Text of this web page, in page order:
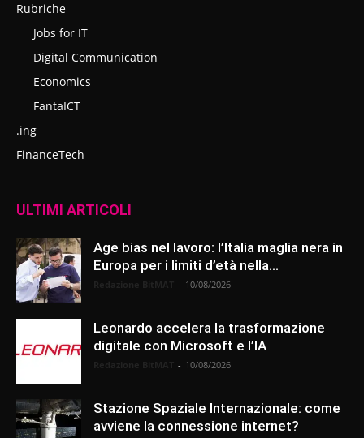
Rubriche
Jobs for IT
Digital Communication
Economics
FantaICT
.ing
FinanceTech
ULTIMI ARTICOLI
Age bias nel lavoro: l’Italia maglia nera in
Europa per i limiti d’età nella...
- 10/08/2026
Leonardo accelera la trasformazione
digitale con Microsoft e l’IA
- 10/08/2026
Stazione Spaziale Internazionale: come
avviene la connessione internet?